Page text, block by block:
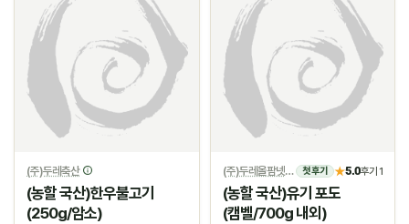
(주)두레축산
(농할 국산)한우불고기
(250g/암소)
(주)두레올팜넷 첫 후기 ★5.0후기 1
(농할 국산)유기 포도
(캠벨/700g 내외)